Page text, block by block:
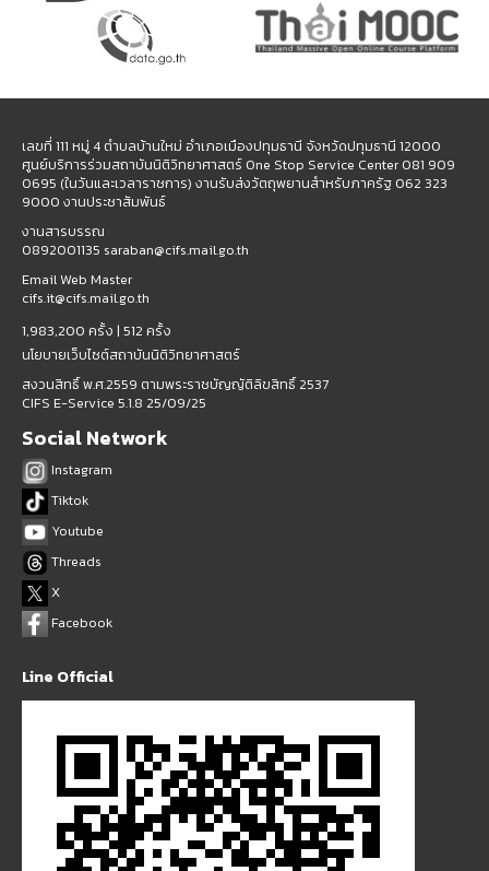
เลขที่ 111 หมู่ 4 ตำบลบ้านใหม่ อำเภอเมืองปทุมธานี จังหวัดปทุมธานี 12000
ศูนย์บริการร่วมสถาบันนิติวิทยาศาสตร์ One Stop Service Center 081 909
0695 (ในวันและเวลาราชการ) งานรับส่งวัตถุพยานสำหรับภาครัฐ 062 323
9000 งานประชาสัมพันธ์
งานสารบรรณ
0892001135 saraban@cifs.mail.go.th
Email Web Master
cifs.it@cifs.mail.go.th
1,983,200 ครั้ง | 512 ครั้ง
นโยบายเว็บไซต์สถาบันนิติวิทยาศาสตร์
สงวนสิทธิ์ พ.ศ.2559 ตามพระราชบัญญัติลิขสิทธิ์ 2537
CIFS E-Service 5.1.8 25/09/25
Social Network
Instagram
Tiktok
Youtube
Threads
X
Facebook
Line Official